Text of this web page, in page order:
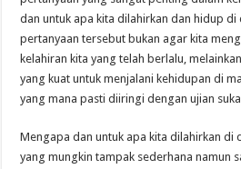
dan untuk apa kita dilahirkan dan hidup
pertanyaan tersebut bukan agar kita
kelahiran kita yang telah berlalu,
yang kuat untuk menjalani kehidupan di
yang mana pasti diiringi dengan ujian
Mengapa dan untuk apa kita dilahirkan di
yang mungkin tampak sederhana namun